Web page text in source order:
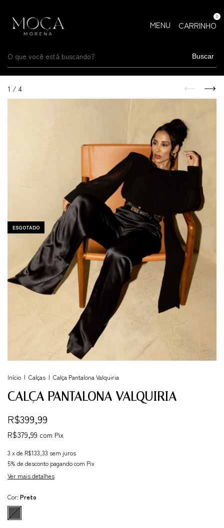
MENU CARRINHO
0
Buscar
1 / 4
ESGOTADO
Início | Calças | Calça Pantalona Valquiria
CALÇA PANTALONA VALQUIRIA
R$399,99
R$379,99 com Pix
3 x de R$133,33 sem juros
5% de desconto pagando com Pix
Ver mais detalhes
Cor: Preto